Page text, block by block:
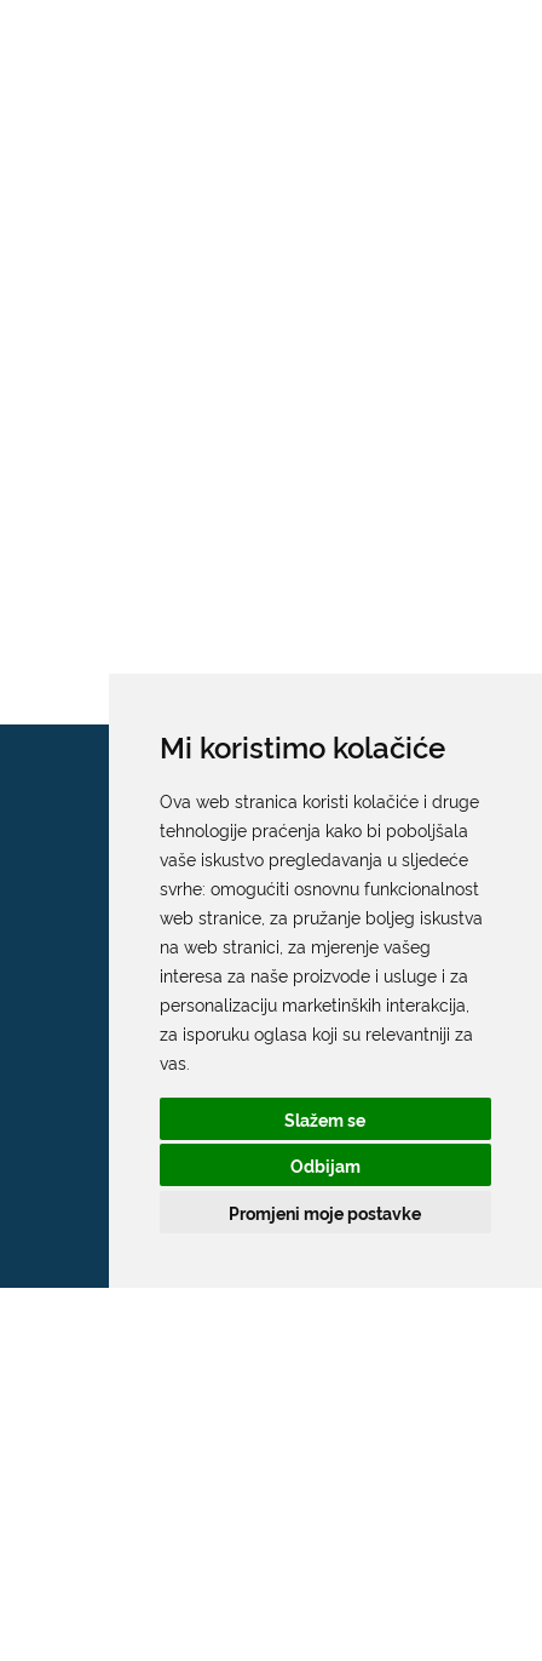
Mi koristimo kolačiće
Ova web stranica koristi kolačiće i druge
tehnologije praćenja kako bi poboljšala
vaše iskustvo pregledavanja u sljedeće
svrhe: omogućiti osnovnu funkcionalnost
web stranice, za pružanje boljeg iskustva
na web stranici za mjerenje vašeg
interesa za naše proizvode i usluge i za
personalizaciju marketinških interakcija
za isporuku oglasa koji su relevantniji za
vas.
Slažem se
Odbijam
Promjeni moje postavke
Grad Dubrovnik